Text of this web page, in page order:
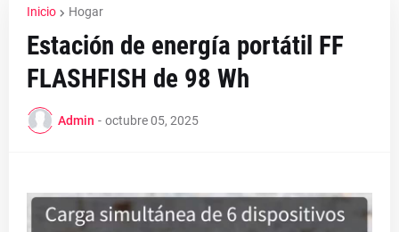
Inicio Hogar
Estación de energía portátil FF
FLASHFISH de 98 Wh
Admin - octubre 05, 2025